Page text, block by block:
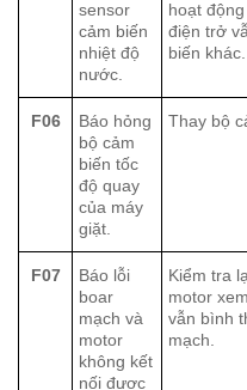
sensor
cảm biến
nhiệt độ
nước.
hoạt
điện trở
biến khác.
F06
Báo hỏng
bộ cảm
biến tốc
độ quay
của máy
giặt.
Thay bộ
F07
Báo lỗi
boar
mạch và
motor
không kết
nối được
Kiểm tra
motor
vẫn bình
mạch.